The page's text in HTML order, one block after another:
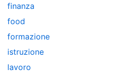
finanza
food
formazione
istruzione
lavoro